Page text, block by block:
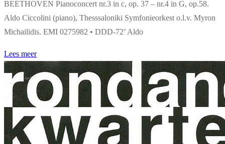
BEETHOVEN Pianoconcert nr.3 in c, op. 37 – nr.4 in G, op.58.
Aldo Ciccolini (piano), Thesssaloniki Symfonieorkest o.l.v. Myron
Michailidis. EMI 0275982 • DDD-72’ Aldo
Lees meer